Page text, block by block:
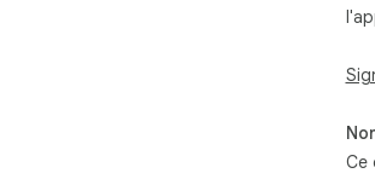
Ce